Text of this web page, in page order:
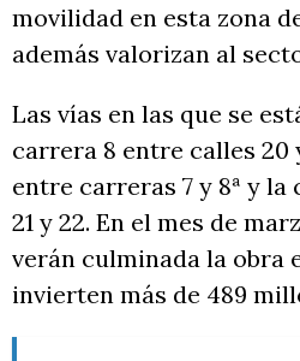
movilidad en esta zona
además valorizan al
Las vías en las que se
carrera 8 entre calles 20
entre carreras 7 y 8ª y
21 y 22. En el mes de
verán culminada la obra
invierten más de 489